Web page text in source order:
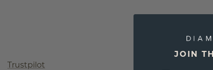
Trustpilot
JOIN